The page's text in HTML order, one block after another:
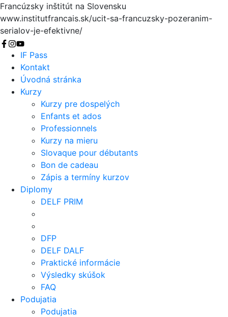
Francúzsky inštitút na Slovensku
www.institutfrancais.sk/ucit-sa-francuzsky-pozeranim-
serialov-je-efektivne/
Vyhľadať
IF Pass
Kontakt
Úvodná stránka
Kurzy
Kurzy pre dospelých
Enfants et ados
Professionnels
Kurzy na mieru
Slovaque pour débutants
Bon de cadeau
Zápis a termíny kurzov
Diplomy
DELF PRIM
DFP
DELF DALF
Praktické informácie
Výsledky skúšok
FAQ
Podujatia
Podujatia